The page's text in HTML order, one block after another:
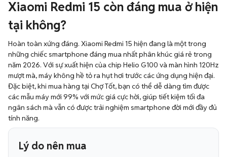
Xiaomi Redmi 15 còn đáng mua ở hiện
tại không?
Hoàn toàn xứng đáng. Xiaomi Redmi 15 hiện đang là một trong
những chiếc smartphone đáng mua nhất phân khúc giá rẻ trong
năm 2026. Với sự xuất hiện của chip Helio G100 và màn hình 120Hz
mượt mà, máy không hề tỏ ra hụt hơi trước các ứng dụng hiện đại.
Đặc biệt, khi mua hàng tại Chợ Tốt, bạn có thể dễ dàng tìm được
các mẫu máy mới 99% với mức giá cực hời, giúp tiết kiệm tối đa
ngân sách mà vẫn có được trải nghiệm smartphone đời mới đầy đủ
tính năng.
Lý do nên mua